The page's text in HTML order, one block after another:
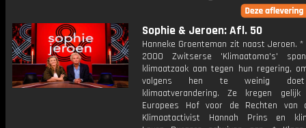
Sophie & Jeroen: Afl. 50
Hanneke Groenteman zit naast Jeroen.
2000 Zwitserse 'Klimaatoma's'
klimaatzaak aan tegen hun regering,
volgens hen te weinig
klimaatverandering. Ze kregen
Europees Hof voor de Rechten van
Klimaatactivist Hannah Prins en